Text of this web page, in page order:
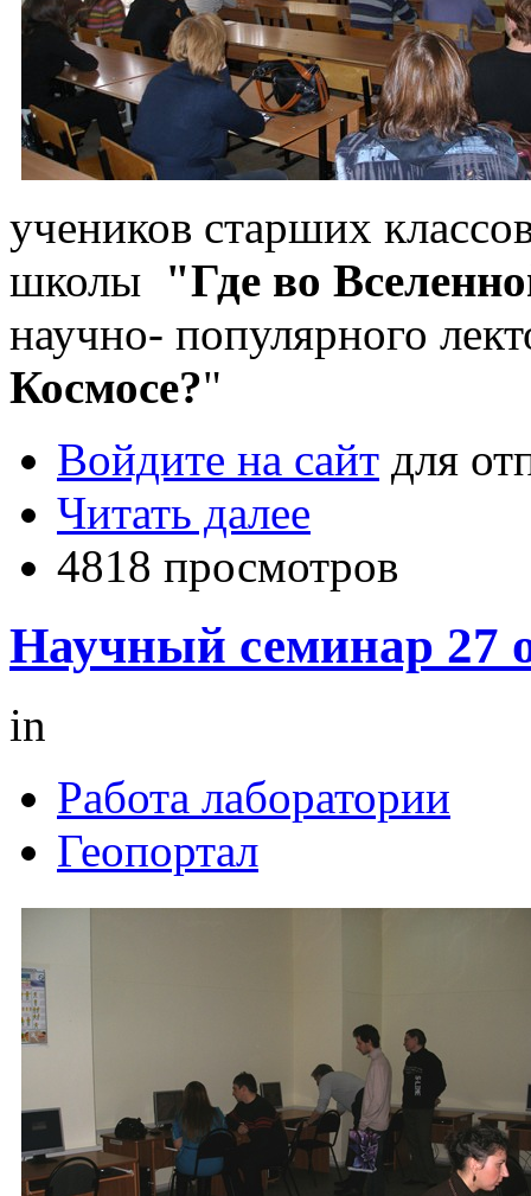
учеников старших
школы "Где во
научно- популярного
Космосе?"
Войдите на сайт для
Читать далее
4818 просмотров
Научный семинар 27
in
Работа лаборатории
Геопортал